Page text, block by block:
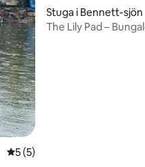
5 av 5 i genomsnittligt betyg,
5 (5)
Stuga i Bennett-sjön
The Lily Pad –